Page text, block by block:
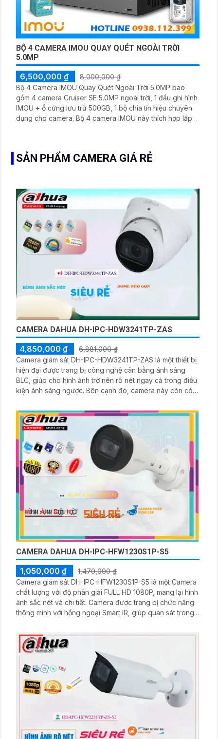
BỘ 4 CAMERA IMOU QUAY QUÉT NGOÀI TRỜI
5.0MP
6,500,000 ₫
8,000,000 ₫
Bộ 4 Camera IMOU Quay Quét Ngoài Trời 5.0MP bao
gồm 4 camera Cruiser SE 5.0MP ngoài trời, 1 đầu ghi hình
IMOU + ổ cứng lưu trữ 500GB, 1 bộ chia tín hiệu chuyên
dụng cho camera. Bộ 4 camera IMOU này thích hợp lắp
SẢN PHẨM CAMERA GIÁ RẺ
CAMERA DAHUA DH-IPC-HDW3241TP-ZAS
4,850,000 ₫
6,881,000 ₫
Camera giám sát DH-IPC-HDW3241TP-ZAS là một thiết bị
hiện đại được trang bị công nghệ cân bằng ánh sáng
BLC, giúp cho hình ảnh trở nên rõ nét ngay cả trong điều
kiện ánh sáng ngược. Bên cạnh đó, camera này còn có
ngoại có tầm quan sát 30m. Camera cũng tích hợp công
nghệ AI, mang lại khả năng nhận diện và phân loại đối
tượng một cách chính xác
CAMERA DAHUA DH-IPC-HFW1230S1P-S5
1,050,000 ₫
1,470,000 ₫
Camera giám sát DH-IPC-HFW1230S1P-S5 là một Camera
chất lượng với độ phân giải FULL HD 1080P, mang lại hình
ảnh sắc nét và chi tiết. Camera được trang bị chức năng
thông minh với hồng ngoại Smart IR, giúp quan sát trong
bị chống ngược sáng DWDR, giúp điều chỉnh ánh sáng
một cách tự động để tạo ra hình ảnh rõ ràng hơn